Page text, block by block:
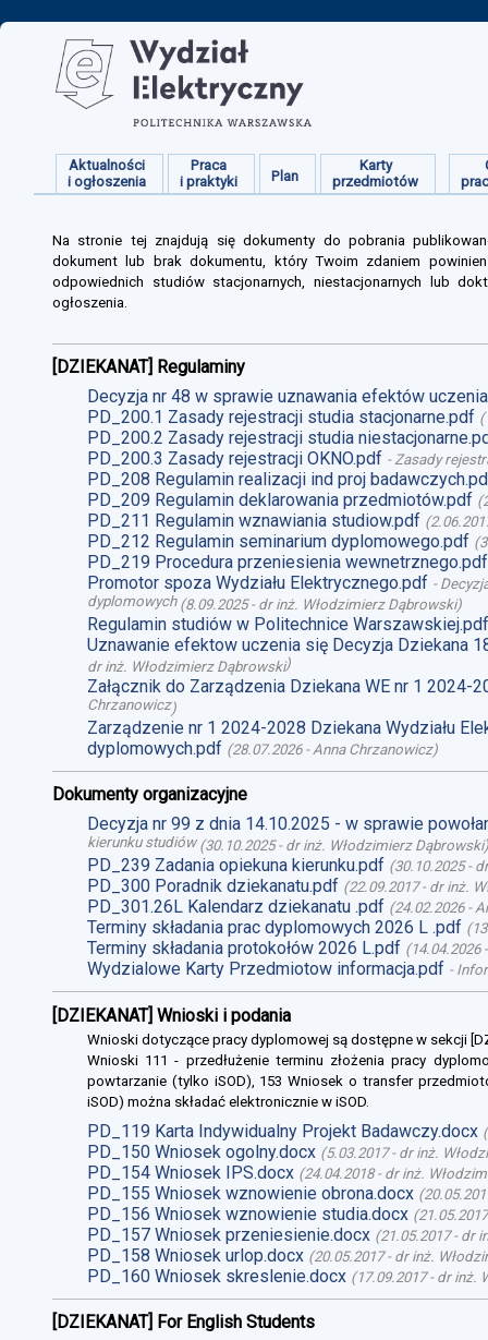
Aktualności
i ogłoszenia
Praca
i praktyki
Plan
Karty
przedmiotów
Na stronie tej znajdują się dokumenty do pobrania
dokument lub brak dokumentu, który Twoim zdaniem
odpowiednich studiów stacjonarnych, niestacjonarnych lub
ogłoszenia.
[DZIEKANAT] Regulaminy
Decyzja nr 48 w sprawie uznawania efektów
PD_200.1 Zasady rejestracji studia stacjonarne.pdf (
PD_200.2 Zasady rejestracji studia
PD_200.3 Zasady rejestracji OKNO.pdf - Zasady
PD_208 Regulamin realizacji ind proj
PD_209 Regulamin deklarowania przedmiotów.pdf (
PD_211 Regulamin wznawiania studiow.pdf (
PD_212 Regulamin seminarium dyplomowego.pdf (
PD_219 Procedura przeniesienia wewnetrznego.pdf
Promotor spoza Wydziału Elektrycznego.pdf -
dyplomowych(8.09.2025- dr inż. Włodzimierz Dąbrowski)
Regulamin studiów w Politechnice Warszawskiej.pdf
Uznawanie efektow uczenia się Decyzja Dziekana
dr inż. Włodzimierz Dąbrowski)
Załącznik do Zarządzenia Dziekana WE nr 1
Chrzanowicz)
Zarządzenie nr 1 2024-2028 Dziekana Wydziału
dyplomowych.pdf (28.07.2026- Anna Chrzanowicz)
Dokumenty organizacyjne
Decyzja nr 99 z dnia 14.10.2025 - w sprawie
kierunku studiów(30.10.2025- dr inż. Włodzimierz Dąbrowski)
PD_239 Zadania opiekuna kierunku.pdf (30.10.2025-
PD_300 Poradnik dziekanatu.pdf (22.09.2017- dr inż.
PD_301.26L Kalendarz dziekanatu .pdf (24.02.2026-
Terminy składania prac dyplomowych 2026 L .pdf (
Terminy składania protokołów 2026 L.pdf (14.04.2026
Wydzialowe Karty Przedmiotow informacja.pdf -
[DZIEKANAT] Wnioski i podania
Wnioski dotyczące pracy dyplomowej są dostępne w sekcji
Wnioski 111 - przedłużenie terminu złożenia pracy
powtarzanie (tylko iSOD), 153 Wniosek o transfer
iSOD) można składać elektronicznie w iSOD.
PD_119 Karta Indywidualny Projekt Badawczy.docx (
PD_150 Wniosek ogolny.docx (5.03.2017- dr inż.
PD_154 Wniosek IPS.docx (24.04.2018- dr inż.
PD_155 Wniosek wznowienie obrona.docx (
PD_156 Wniosek wznowienie studia.docx (21.05.2017
PD_157 Wniosek przeniesienie.docx (21.05.2017- dr
PD_158 Wniosek urlop.docx (20.05.2017- dr inż.
PD_160 Wniosek skreslenie.docx (17.09.2017- dr inż.
[DZIEKANAT] For English Students